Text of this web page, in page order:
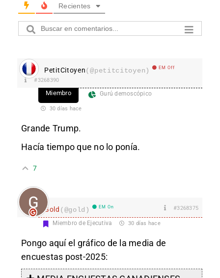
Recientes
PetitCitoyen(@petitcitoyen) EM Off
#3268390
Miembro Gurú demoscópico
30 días hace
Grande Trump.
Hacía tiempo que no lo ponía.
7
Gold (@gold) EM On #3268375
Miembro de Ejecutiva 30 días hace
Pongo aquí el gráfico de la media de
encuestas post-2025: